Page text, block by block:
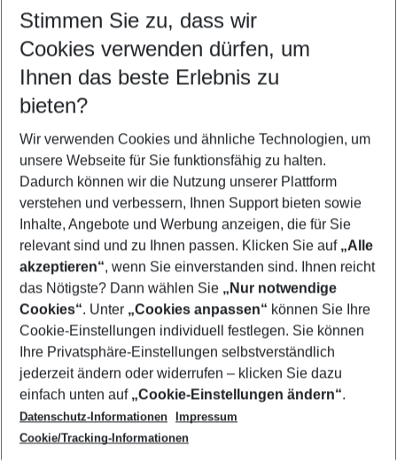
Abflughafen wählen
Beliebiger Abflughafen
Reisezeitraum wählen
08.08.26– 06.08.27 5-8 Nächte
2 Erwachsene Keine Kinder
Mehr Filter anzeigen
Footer
Footer navigation
Über uns
AGB
Cookie-Einstellungen ändern
Cookie-Richtlinie
Datenschutz
Service & Hilfe
Barrierefreies Reisen
Check-in
Folgen Sie uns
Stimmen Sie zu, dass wir
Cookies verwenden dürfen, um
Ihnen das beste Erlebnis zu
bieten?
Wir verwenden Cookies und ähnliche Technologien, um
unsere Webseite für Sie funktionsfähig zu halten.
Dadurch können wir die Nutzung unserer Plattform
verstehen und verbessern, Ihnen Support bieten sowie
Inhalte, Angebote und Werbung anzeigen, die für Sie
relevant sind und zu Ihnen passen. Klicken Sie auf „Alle
akzeptieren“, wenn Sie einverstanden sind. Ihnen reicht
das Nötigste? Dann wählen Sie „Nur notwendige
Cookies“. Unter „Cookies anpassen“ können Sie Ihre
Cookie-Einstellungen individuell festlegen. Sie können
Ihre Privatsphäre-Einstellungen selbstverständlich
jederzeit ändern oder widerrufen – klicken Sie dazu
einfach unten auf „Cookie-Einstellungen ändern“.
Datenschutz-Informationen
Impressum
Cookie/Tracking-Informationen